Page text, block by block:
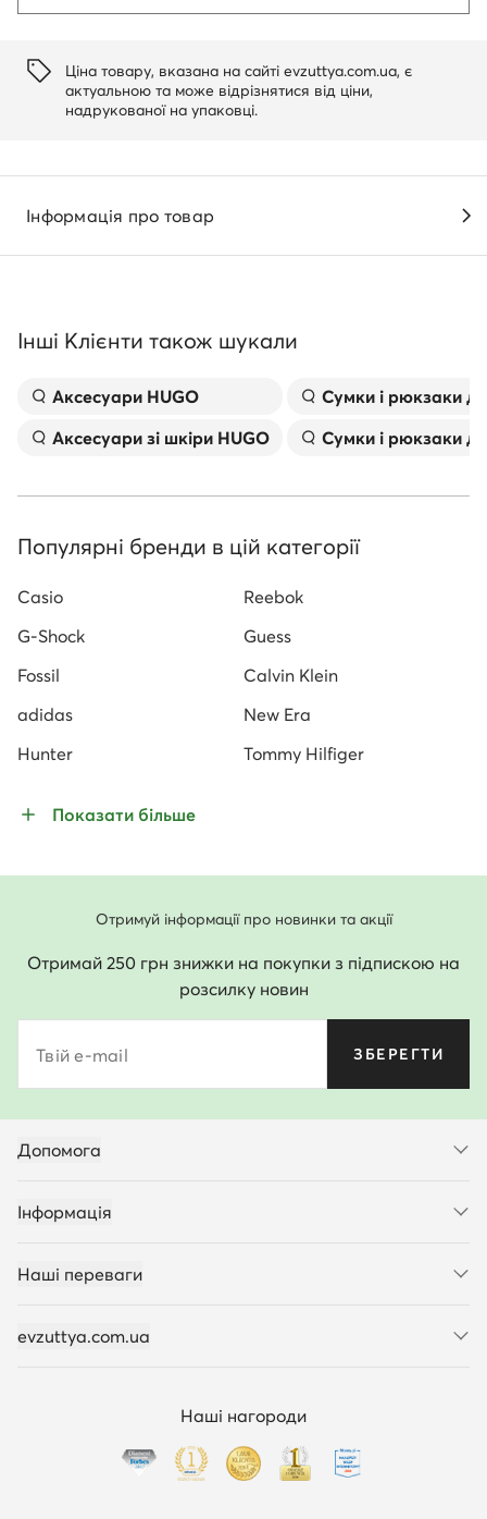
Ціна товару, вказана на сайті evzuttya.com.ua, є
актуальною та може відрізнятися від ціни,
надрукованої на упаковці.
Інформація про товар
Інші Клієнти також шукали
Аксесуари HUGO
Аксесуари зі шкіри HUGO
Сумки і рюкзаки
Сумки і рюкзаки
Популярні бренди в цій категорії
Casio
Reebok
G-Shock
Guess
Fossil
Calvin Klein
adidas
New Era
Hunter
Tommy Hilfiger
Показати більше
Отримуй інформації про новинки та акції
Отримай 250 грн знижки на покупки з підпискою на
розсилку новин
Твій e-mail ЗБЕРЕГТИ
Допомога
Інформація
Наші переваги
evzuttya.com.ua
Наші нагороди